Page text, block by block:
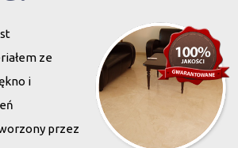
ze
i
przez